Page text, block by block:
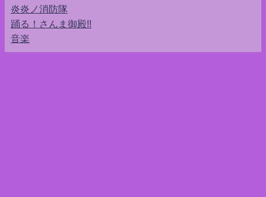
炎炎ノ消防隊
踊る！さんま御殿!!
音楽